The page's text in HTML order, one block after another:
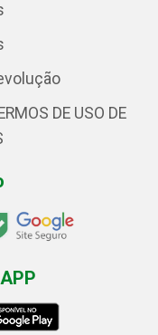
DE USO DE